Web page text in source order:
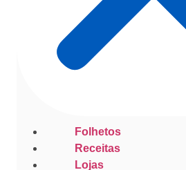
Folhetos
Receitas
Lojas